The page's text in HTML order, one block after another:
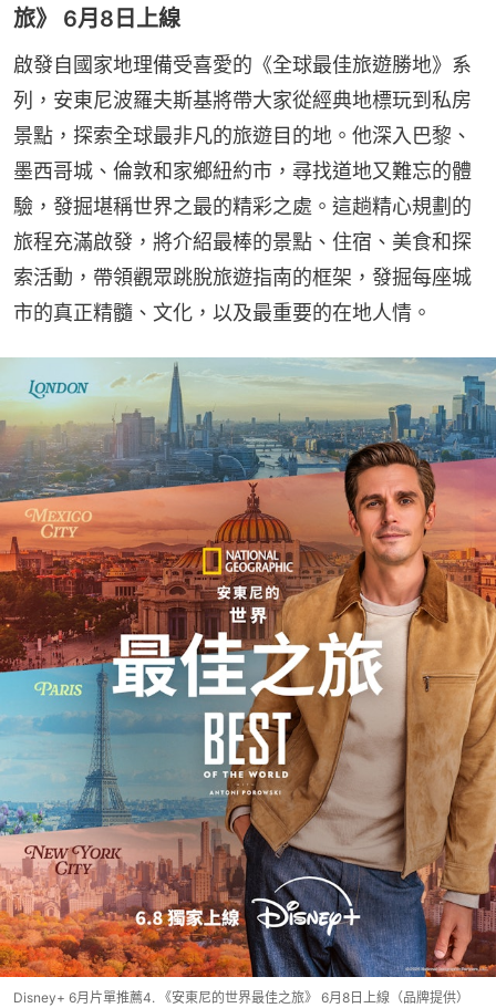
旅》 6月8日上線
啟發自國家地理備受喜愛的《全球最佳旅遊勝地》系
列，安東尼波羅夫斯基將帶大家從經典地標玩到私房
景點，探索全球最非凡的旅遊目的地。他深入巴黎、
墨西哥城、倫敦和家鄉紐約市，尋找道地又難忘的體
驗，發掘堪稱世界之最的精彩之處。這趟精心規劃的
旅程充滿啟發，將介紹最棒的景點、住宿、美食和探
索活動，帶領觀眾跳脫旅遊指南的框架，發掘每座城
市的真正精髓、文化，以及最重要的在地人情。
Disney+ 6月片單推薦4. 《安東尼的世界最佳之旅》 6月8日上線（品牌提供）